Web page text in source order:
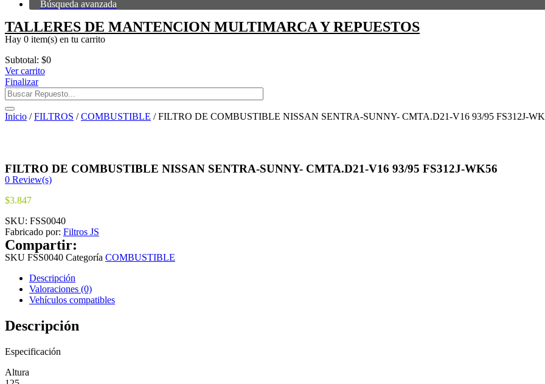
Búsqueda avanzada
TALLERES DE MANTENCION MULTIMARCA Y REPUESTOS
Hay 0 item(s) en tu carrito
Subtotal: $0
Ver carrito
Finalizar
Inicio /FILTROS /COMBUSTIBLE / FILTRO DE COMBUSTIBLE NISSAN SENTRA-SUNNY- CMTA.D21-V16 93/95 FS312J-
FILTRO DE COMBUSTIBLE NISSAN SENTRA-SUNNY- CMTA.D21-V16 93/95 FS312J-WK56
0 Review(s)
$3.847
SKU: FSS0040
Fabricado por: Filtros JS
Compartir:
SKU FSS0040 Categoría COMBUSTIBLE
Descripción
Valoraciones (0)
Vehículos compatibles
Descripción
Especificación
Altura